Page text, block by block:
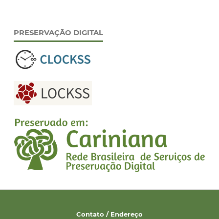
PRESERVAÇÃO DIGITAL
Contato / Endereço